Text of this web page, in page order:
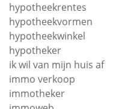
hypotheekrentes
hypotheekvormen
hypotheekwinkel
hypotheker
ik wil van mijn huis af
immo verkoop
immotheker